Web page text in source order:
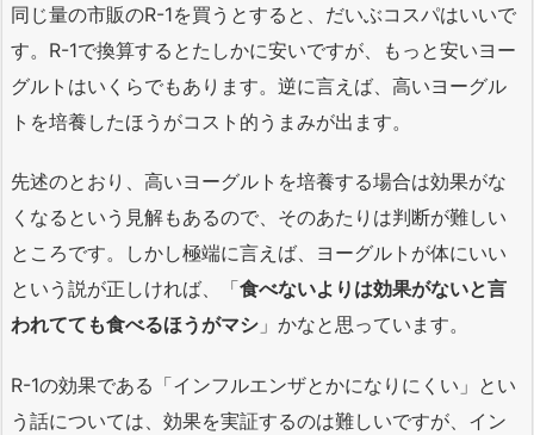
同じ量の市販のR-1を買うとすると、だいぶコスパはいいで
す。R-1で換算するとたしかに安いですが、もっと安いヨー
グルトはいくらでもあります。逆に言えば、高いヨーグル
トを培養したほうがコスト的うまみが出ます。
先述のとおり、高いヨーグルトを培養する場合は効果がな
くなるという見解もあるので、そのあたりは判断が難しい
ところです。しかし極端に言えば、ヨーグルトが体にいい
という説が正しければ、「食べないよりは効果がないと言
われてても食べるほうがマシ 」かなと思っています。
R-1の効果である「インフルエンザとかになりにくい」とい
う話については、効果を実証するのは難しいですが、イン